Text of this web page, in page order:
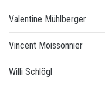
Valentine Mühlberger
Vincent Moissonnier
Willi Schlögl